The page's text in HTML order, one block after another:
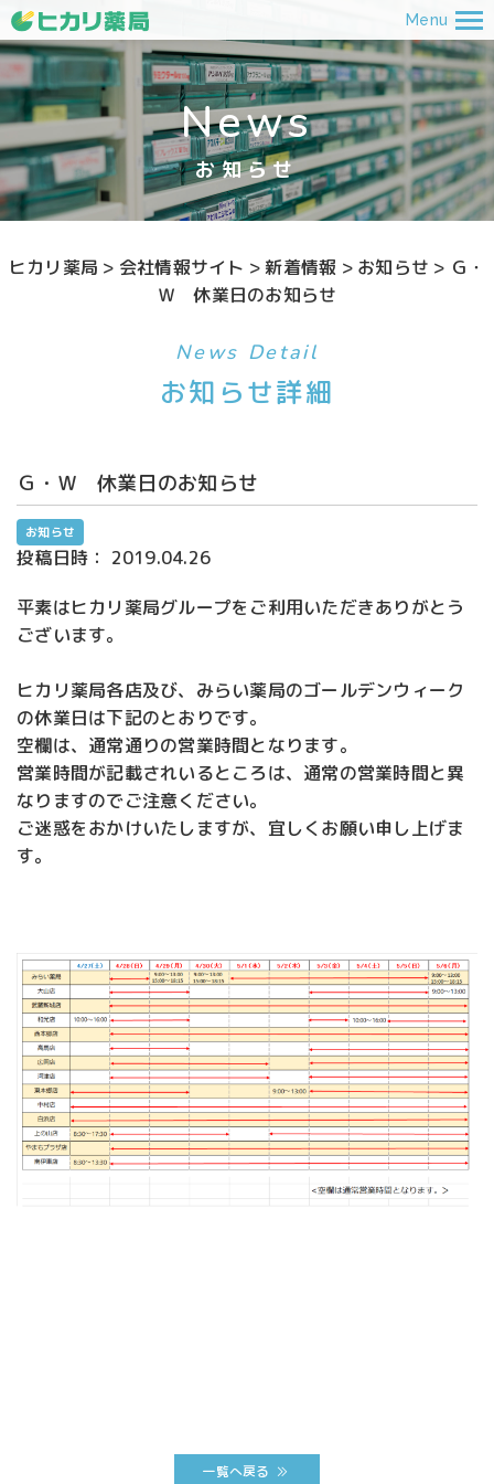
Menu
News
お知らせ
ヒカリ薬局 > 会社情報サイト > 新着情報 > お知らせ > Ｇ・
Ｗ 休業日のお知らせ
News Detail
お知らせ詳細
Ｇ・Ｗ 休業日のお知らせ
お知らせ
投稿日時： 2019.04.26
平素はヒカリ薬局グループをご利用いただきありがとう
ございます。
ヒカリ薬局各店及び、みらい薬局のゴールデンウィーク
の休業日は下記のとおりです。
空欄は、通常通りの営業時間となります。
営業時間が記載されいるところは、通常の営業時間と異
なりますのでご注意ください。
ご迷惑をおかけいたしますが、宜しくお願い申し上げま
す。
一覧へ戻る